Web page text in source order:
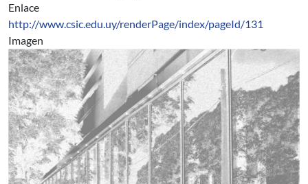
Enlace
http://www.csic.edu.uy/renderPage/index/pageId/131
Imagen